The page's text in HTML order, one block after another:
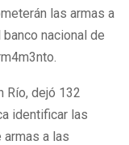
las armas a
nacional de
Río, dejó 132
identificar las
a las